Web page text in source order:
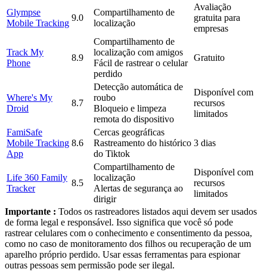
Glympse
Mobile Tracking
9.0
Compartilhamento de
localização
Avaliação
gratuita para
empresas
Track My
Phone
8.9
Compartilhamento de
localização com amigos
Fácil de rastrear o celular
perdido
Gratuito
Where's My
Droid
8.7
Detecção automática de
roubo
Bloqueio e limpeza
remota do dispositivo
Disponível com
recursos
limitados
FamiSafe
Mobile Tracking
App
8.6
Cercas geográficas
Rastreamento do histórico
do Tiktok
3 dias
Life 360 Family
Tracker
8.5
Compartilhamento de
localização
Alertas de segurança ao
dirigir
Disponível com
recursos
limitados
Importante : Todos os rastreadores listados aqui devem ser usados
de forma legal e responsável. Isso significa que você só pode
rastrear celulares com o conhecimento e consentimento da pessoa,
como no caso de monitoramento dos filhos ou recuperação de um
aparelho próprio perdido. Usar essas ferramentas para espionar
outras pessoas sem permissão pode ser ilegal.